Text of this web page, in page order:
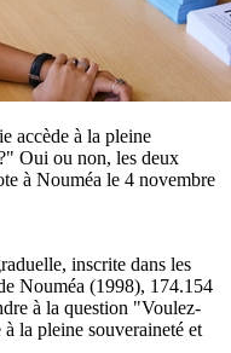
accède à la pleine
Oui ou non, les deux
à Nouméa le 4 novembre
inscrite dans les
Nouméa (1998), 174.154
à la question "Voulez-
la pleine souveraineté et